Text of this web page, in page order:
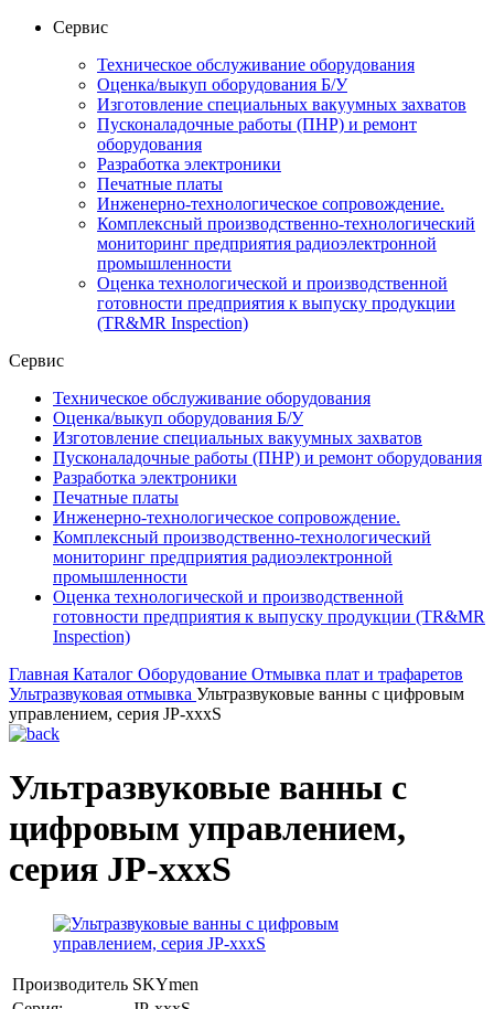
Сервис
Техническое обслуживание оборудования
Оценка/выкуп оборудования Б/У
Изготовление специальных вакуумных захватов
Пусконаладочные работы (ПНР) и ремонт
оборудования
Разработка электроники
Печатные платы
Инженерно-технологическое сопровождение.
Комплексный производственно-технологический
мониторинг предприятия радиоэлектронной
промышленности
Оценка технологической и производственной
готовности предприятия к выпуску продукции
(TR&MR Inspection)
Сервис
Техническое обслуживание оборудования
Оценка/выкуп оборудования Б/У
Изготовление специальных вакуумных захватов
Пусконаладочные работы (ПНР) и ремонт оборудования
Разработка электроники
Печатные платы
Инженерно-технологическое сопровождение.
Комплексный производственно-технологический
мониторинг предприятия радиоэлектронной
промышленности
Оценка технологической и производственной
готовности предприятия к выпуску продукции (TR&MR
Inspection)
Главная Каталог Оборудование Отмывка плат и трафаретов
Ультразвуковая отмывка Ультразвуковые ванны с цифровым
управлением, серия JP-xxxS
Ультразвуковые ванны с
цифровым управлением,
серия JP-xxxS
Производитель SKYmen